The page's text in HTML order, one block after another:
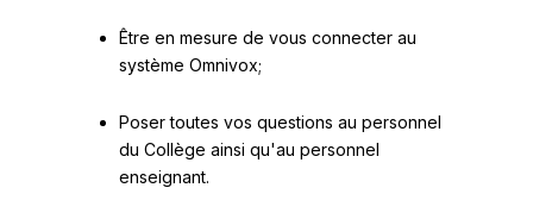
Être en mesure de vous connecter au
système Omnivox;
Poser toutes vos questions au personnel
du Collège ainsi qu'au personnel
enseignant.